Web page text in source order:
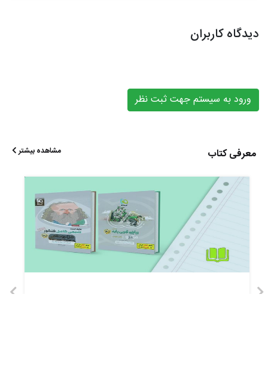
دیدگاه کاربران
ورود به سیستم جهت ثبت نظر
معرفی کتاب مشاهده بیشتر